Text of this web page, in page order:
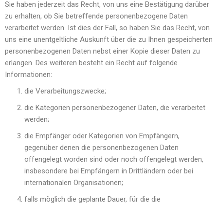
Sie haben jederzeit das Recht, von uns eine Bestätigung darüber
zu erhalten, ob Sie betreffende personenbezogene Daten
verarbeitet werden. Ist dies der Fall, so haben Sie das Recht, von
uns eine unentgeltliche Auskunft über die zu Ihnen gespeicherten
personenbezogenen Daten nebst einer Kopie dieser Daten zu
erlangen. Des weiteren besteht ein Recht auf folgende
Informationen:
die Verarbeitungszwecke;
die Kategorien personenbezogener Daten, die verarbeitet
werden;
die Empfänger oder Kategorien von Empfängern,
gegenüber denen die personenbezogenen Daten
offengelegt worden sind oder noch offengelegt werden,
insbesondere bei Empfängern in Drittländern oder bei
internationalen Organisationen;
falls möglich die geplante Dauer, für die die